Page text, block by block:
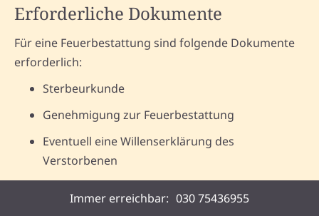
Erforderliche Dokumente
Für eine Feuerbestattung sind folgende Dokumente
erforderlich:
Sterbeurkunde
Genehmigung zur Feuerbestattung
Eventuell eine Willenserklärung des
Verstorbenen
Arten von Feuerbestattungen und
Immer erreichbar: 030 75436955